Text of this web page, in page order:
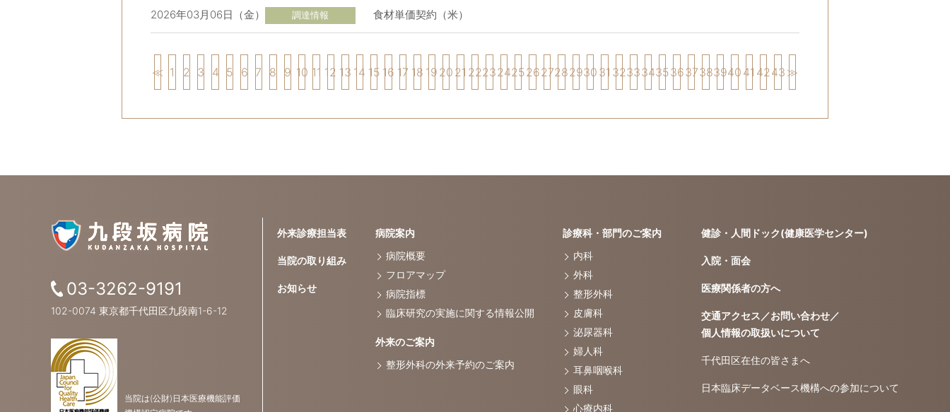
2026年03月06日（金） 調達情報 食材単価契約（米）
≪ 1 2 3 4 5 6 7 8 9 10 11 12 13 14 15 16 17 18 19 20 21 222324252627282930 31 323334353637383940 41 4243≫
03-3262-9191
102-0074 東京都千代田区九段南1-6-12
当院は(公財)日本医療機能評価
外来診療担当表
当院の取り組み
お知らせ
病院案内
病院概要
フロアマップ
病院指標
臨床研究の実施に関する情報公開
外来のご案内
整形外科の外来予約のご案内
診療科・部門のご案内
内科
外科
整形外科
皮膚科
泌尿器科
婦人科
耳鼻咽喉科
眼科
心療内科
健診・人間ドック(健康医学センター)
入院・面会
医療関係者の方へ
交通アクセス／お問い合わせ／
個人情報の取扱いについて
千代田区在住の皆さまへ
日本臨床データベース機構への参加について